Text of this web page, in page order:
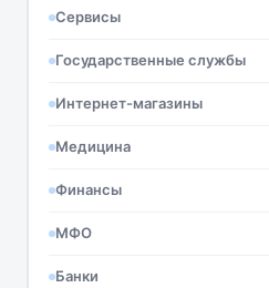
Сервисы
Государственные службы
Интернет-магазины
Медицина
Финансы
МФО
Банки